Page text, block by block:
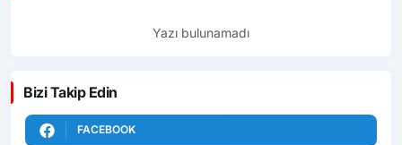
Yazı bulunamadı
Bizi Takip Edin
FACEBOOK